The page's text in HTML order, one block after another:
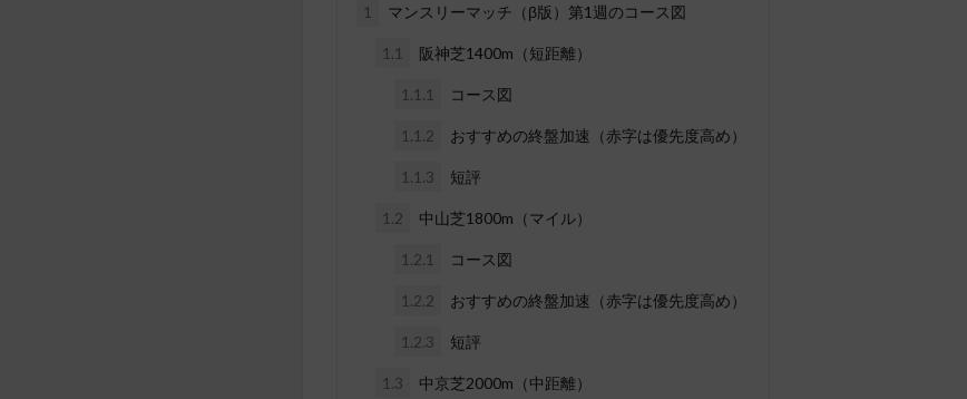
1 マンスリーマッチ（β版）第1週のコース図
1.1 阪神芝1400m（短距離）
1.1.1 コース図
1.1.2 おすすめの終盤加速（赤字は優先度高め）
1.1.3 短評
1.2 中山芝1800m（マイル）
1.2.1 コース図
1.2.2 おすすめの終盤加速（赤字は優先度高め）
1.2.3 短評
1.3 中京芝2000m（中距離）